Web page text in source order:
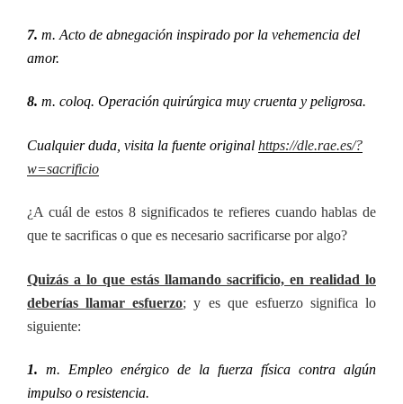
7. m. Acto de abnegación inspirado por la vehemencia del
amor.
8. m. coloq. Operación quirúrgica muy cruenta y peligrosa.
Cualquier duda, visita la fuente original https://dle.rae.es/?
w=sacrificio
¿A cuál de estos 8 significados te refieres cuando hablas de
que te sacrificas o que es necesario sacrificarse por algo?
Quizás a lo que estás llamando sacrificio, en realidad lo
deberías llamar esfuerzo; y es que esfuerzo significa lo
siguiente:
1. m. Empleo enérgico de la fuerza física contra algún
impulso o resistencia.